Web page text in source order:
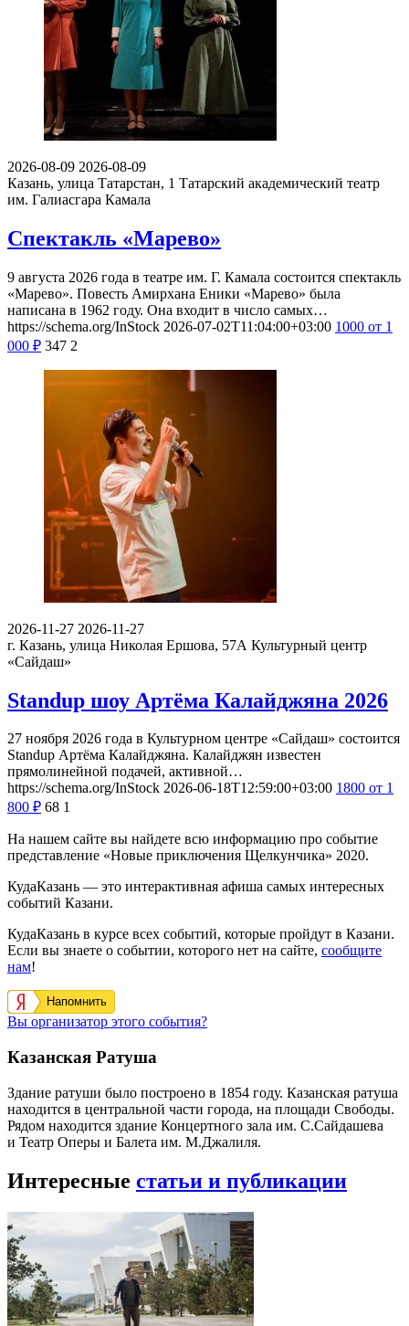
2026-08-09 2026-08-09
Казань, улица Татарстан, 1 Татарский академический театр
им. Галиасгара Камала
Спектакль «Марево»
9 августа 2026 года в театре им. Г. Камала состоится спектакль
«Марево». Повесть Амирхана Еники «Марево» была
написана в 1962 году. Она входит в число самых…
https://schema.org/InStock 2026-07-02T11:04:00+03:00 1000 от 1
000 ₽ 347 2
2026-11-27 2026-11-27
г. Казань, улица Николая Ершова, 57А Культурный центр
«Сайдаш»
Standup шоу Артёма Калайджяна 2026
27 ноября 2026 года в Культурном центре «Сайдаш» состоится
Standup Артёма Калайджяна. Калайджян известен
прямолинейной подачей, активной…
https://schema.org/InStock 2026-06-18T12:59:00+03:00 1800 от 1
800 ₽ 68 1
На нашем сайте вы найдете всю информацию про событие
представление «Новые приключения Щелкунчика» 2020.
КудаКазань — это интерактивная афиша самых интересных
событий Казани.
КудаКазань в курсе всех событий, которые пройдут в Казани.
Если вы знаете о событии, которого нет на сайте, сообщите
нам!
Напомнить
Вы организатор этого события?
Казанская Ратуша
Здание ратуши было построено в 1854 году. Казанская ратуша
находится в центральной части города, на площади Свободы.
Рядом находится здание Концертного зала им. С.Сайдашева
и Театр Оперы и Балета им. М.Джалиля.
Интересные статьи и публикации